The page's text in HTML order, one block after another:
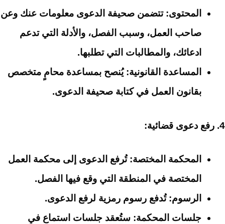
المحتوى: تتضمن صحيفة الدعوى معلومات عنك وعن
صاحب العمل، وسبب الفصل، والأدلة التي تدعم
ادعائك، والمطالبات التي تطلبها.
المساعدة القانونية:يُنصح بمساعدة محامٍ متخصص
بقانون العمل في كتابة صحيفة الدعوى.
4. رفع دعوى قضائية:
المحكمة المختصة:تُرفع الدعوى إلى محكمة العمل
المختصة في المنطقة التي وقع فيها الفصل.
الرسوم:تُدفع رسوم رمزية لرفع الدعوى.
جلسات المحكمة: ستُعقد جلسات استماع في